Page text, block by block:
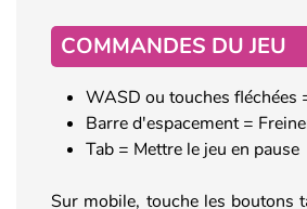
COMMANDES DU JEU
WASD ou touches fléchées
Barre d'espacement =
Tab = Mettre le jeu en pause
Sur mobile, touche les boutons